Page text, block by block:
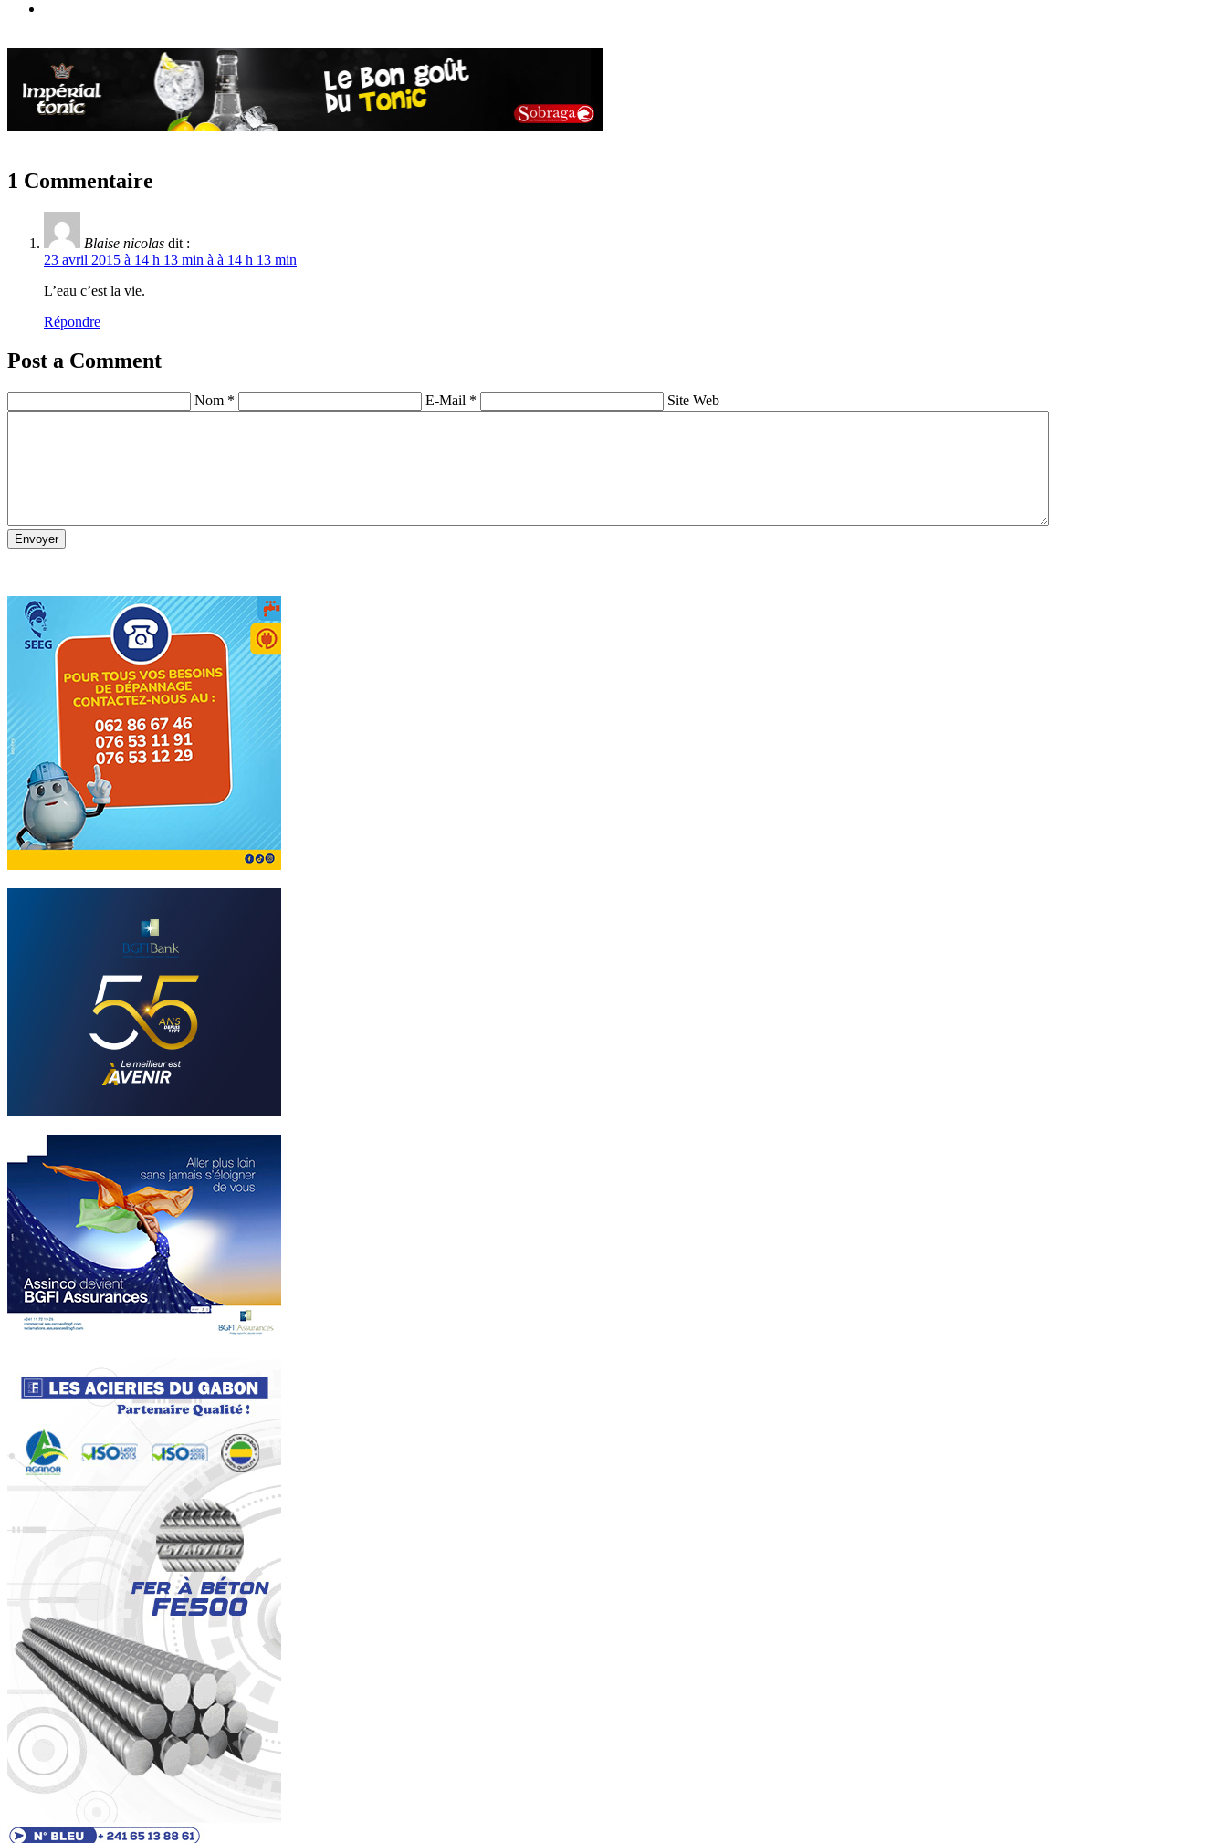
1 Commentaire
Blaise nicolas dit :
23 avril 2015 à 14 h 13 min à à 14 h 13 min
L’eau c’est la vie.
Répondre
Post a Comment
Nom * E-Mail * Site Web